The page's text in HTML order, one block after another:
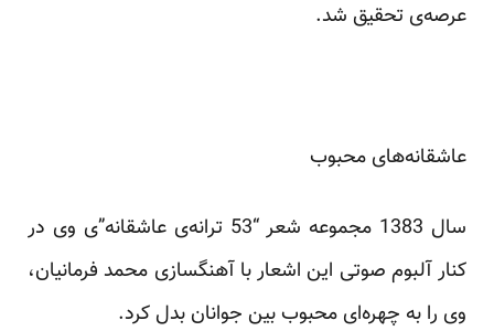
عرصه‌ی تحقیق شد.
عاشقانه‌های محبوب
سال 1383 مجموعه شعر “53 ترانه‌ی عاشقانه”‌ی وی در
کنار آلبوم صوتی این اشعار با آهنگسازی محمد فرمانیان،
وی را به چهره‌ای محبوب بین جوانان بدل کرد.